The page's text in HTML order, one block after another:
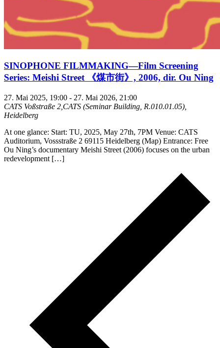
SINOPHONE FILMMAKING—Film Screening
Series: Meishi Street 《煤市街》, 2006, dir. Ou Ning
27. Mai 2025, 19:00 - 27. Mai 2026, 21:00
CATS Voßstraße 2,CATS (Seminar Building, R.010.01.05),
Heidelberg
At one glance: Start: TU, 2025, May 27th, 7PM Venue: CATS
Auditorium, Vossstraße 2 69115 Heidelberg (Map) Entrance: Free
Ou Ning’s documentary Meishi Street (2006) focuses on the urban
redevelopment […]